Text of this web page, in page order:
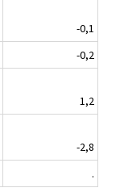
-0,1
-0,2
1,2
-2,8
.